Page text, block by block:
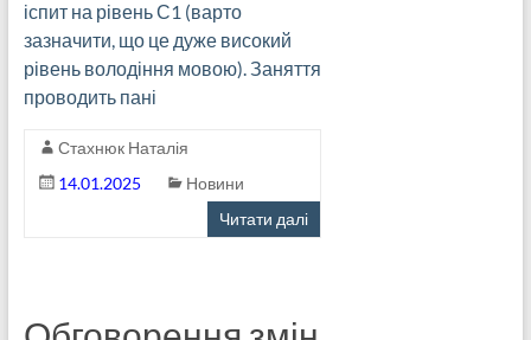
іспит на рівень С1 (варто
зазначити, що це дуже високий
рівень володіння мовою). Заняття
проводить пані
Стахнюк Наталія
14.01.2025
Новини
Читати далі